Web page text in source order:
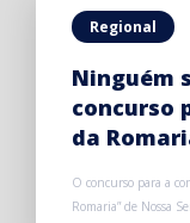
Regional
Ninguém
concurso
da
O concurso para a
Romaria” de Nossa